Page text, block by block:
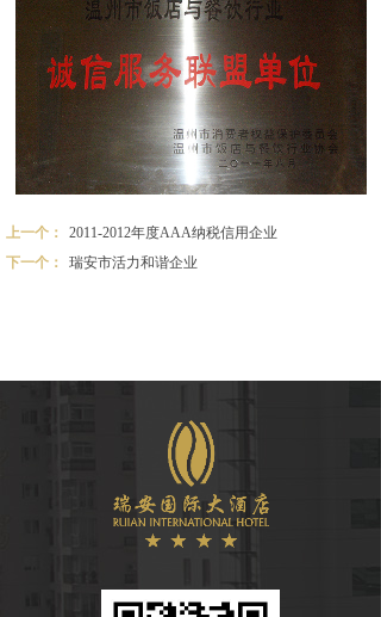
上一个：
2011-2012年度AAA纳税信用企业
下一个：
瑞安市活力和谐企业